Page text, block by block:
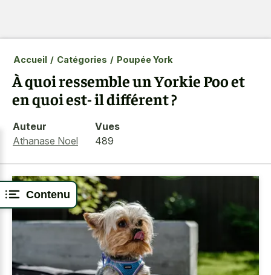
Contenu
Accueil / Catégories / Poupée York
À quoi ressemble un Yorkie Poo et
en quoi est- il différent ?
Auteur
Athanase Noel
Vues
489